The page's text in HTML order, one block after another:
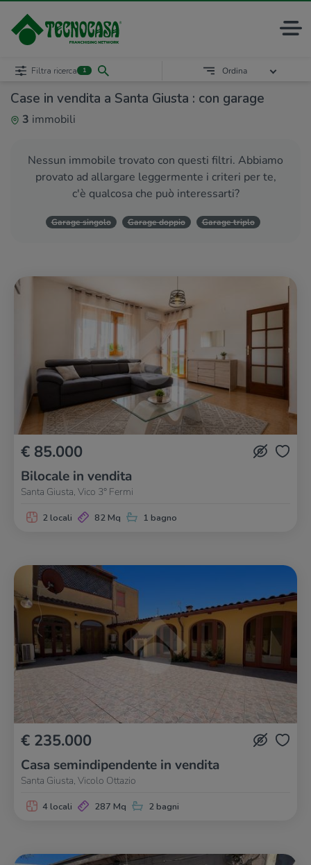
Case in vendita a Santa Giusta : con garage
3 immobili
Nessun immobile trovato con questi filtri. Abbiamo
provato ad allargare leggermente i criteri per te,
c'è qualcosa che può interessarti?
Garage singolo Garage doppio Garage triplo
Filtra ricerca 1 Ordina
€ 85.000
Bilocale in vendita
Santa Giusta, Vico 3° Fermi
2 locali 82 Mq 1 bagno
€ 235.000
Casa semindipendente in vendita
Santa Giusta, Vicolo Ottazio
4 locali 287 Mq 2 bagni